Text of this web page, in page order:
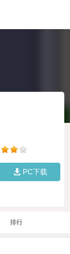
PC下载
排行